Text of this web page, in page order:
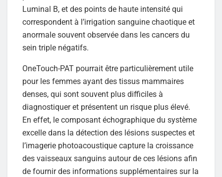
Luminal B, et des points de haute intensité qui
correspondent à l’irrigation sanguine chaotique et
anormale souvent observée dans les cancers du
sein triple négatifs.
OneTouch-PAT pourrait être particulièrement utile
pour les femmes ayant des tissus mammaires
denses, qui sont souvent plus difficiles à
diagnostiquer et présentent un risque plus élevé.
En effet, le composant échographique du système
excelle dans la détection des lésions suspectes et
l’imagerie photoacoustique capture la croissance
des vaisseaux sanguins autour de ces lésions afin
de fournir des informations supplémentaires sur la